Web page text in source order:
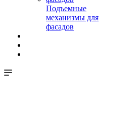
Подъемные
механизмы для
фасадов